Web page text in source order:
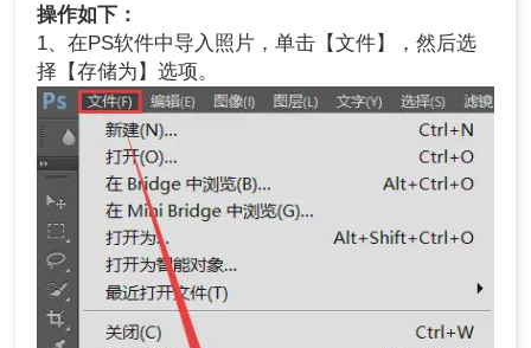
操作如下：
1、在PS软件中导入照片，单击【文件】，然后选
择【存储为】选项。